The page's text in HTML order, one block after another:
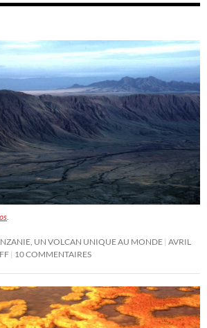
.
UN VOLCAN UNIQUE AU MONDE AVRIL
10 COMMENTAIRES